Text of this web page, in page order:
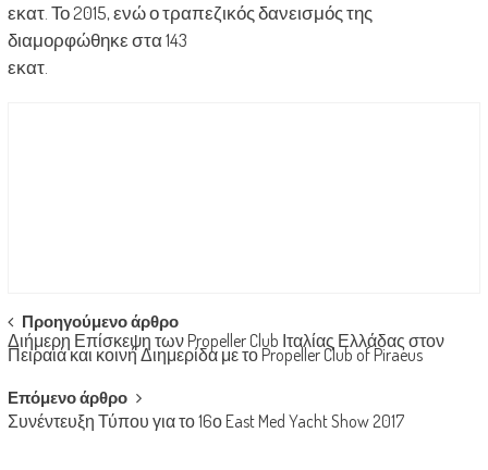
εκατ. Το 2015, ενώ ο τραπεζικός δανεισμός της
διαμορφώθηκε στα 143
εκατ.
Post
navigation
Προηγούμενο άρθρο
Διήμερη Επίσκεψη των Propeller Club Ιταλίας Ελλάδας στον
Πειραιά και κοινή Διημερίδα με το Propeller Club of Piraeus
Επόμενο άρθρο
Συνέντευξη Τύπου για το 16ο East Med Yacht Show 2017